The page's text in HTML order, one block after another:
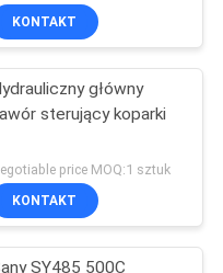
KONTAKT
główny
sterujący koparki
price MOQ:1 sztuk
KONTAKT
SY485 500C